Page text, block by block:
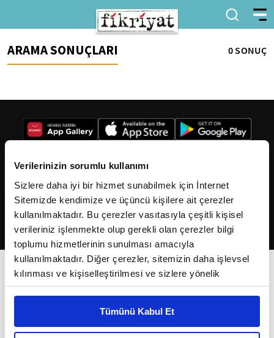
Verilerinizin sorumlu kullanımı
Sizlere daha iyi bir hizmet sunabilmek için İnternet
Sitemizde kendimize ve üçüncü kişilere ait çerezler
kullanılmaktadır. Bu çerezler vasıtasıyla çeşitli kişisel
verileriniz işlenmekte olup gerekli olan çerezler bilgi
toplumu hizmetlerinin sunulması amacıyla
kullanılmaktadır. Diğer çerezler, sitemizin daha işlevsel
kılınması ve kişiselleştirilmesi ve sizlere yönelik
reklam/pazarlama faaliyetlerinin yapılması, amaçlarıyla
Çerezlere ilişkin tercihlerinizi çerez paneli vasıtasıyla
belirleyebilirsiniz. Çerezlere ilişkin detaylı bilgi için
Tümünü Kabul Et
ARAMA SONUÇLARI 0 SONUÇ
2026Fikriyat. Tüm hakları saklıdır.